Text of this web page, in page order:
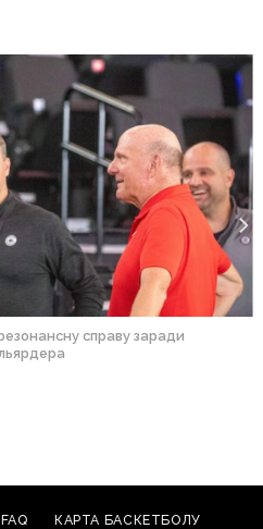
справу заради
FAQ КАРТА БАСКЕТБОЛУ